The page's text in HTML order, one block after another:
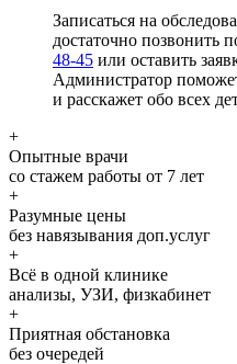
Записаться на
достаточно позвонить
48-45 или оставить
Администратор
и расскажет обо всех
+
Опытные врачи
со стажем работы от 7 лет
+
Разумные цены
без навязывания доп.услуг
+
Всё в одной клинике
анализы, УЗИ, физкабинет
+
Приятная обстановка
без очередей